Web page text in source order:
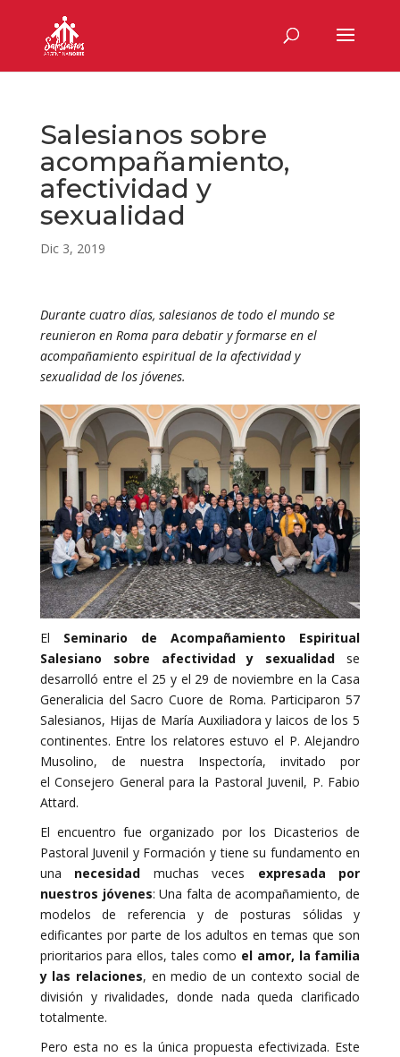
Salesianos sobre
acompañamiento,
afectividad y
sexualidad
Dic 3, 2019
Durante cuatro días, salesianos de todo el mundo se
reunieron en Roma para debatir y formarse en el
acompañamiento espiritual de la afectividad y
sexualidad de los jóvenes.
El Seminario de Acompañamiento Espiritual
Salesiano sobre afectividad y sexualidad se
desarrolló entre el 25 y el 29 de noviembre en la Casa
Generalicia del Sacro Cuore de Roma. Participaron 57
Salesianos, Hijas de María Auxiliadora y laicos de los 5
continentes. Entre los relatores estuvo el P. Alejandro
Musolino, de nuestra Inspectoría, invitado por
el Consejero General para la Pastoral Juvenil, P. Fabio
Attard.
El encuentro fue organizado por los Dicasterios de
Pastoral Juvenil y Formación y tiene su fundamento en
una necesidad muchas veces expresada por
nuestros jóvenes: Una falta de acompañamiento, de
modelos de referencia y de posturas sólidas y
edificantes por parte de los adultos en temas que son
prioritarios para ellos, tales como el amor, la familia
y las relaciones, en medio de un contexto social de
división y rivalidades, donde nada queda clarificado
totalmente.
Pero esta no es la única propuesta efectivizada. Este